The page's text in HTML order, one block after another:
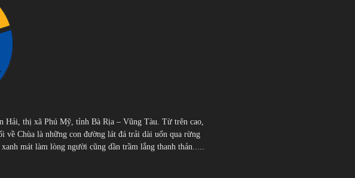
Hải, thị xã Phú Mỹ, tỉnh Bà Rịa – Vũng Tàu. Từ trên cao,
về Chùa là những con đường lát đá trải dài uốn qua rừng
mát làm lòng người cũng dần trầm lắng thanh thản.....